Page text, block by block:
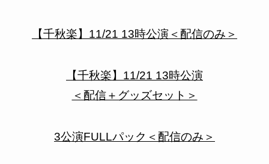
【千秋楽】11/21 13時公演＜配信のみ＞
【千秋楽】11/21 13時公演
＜配信＋グッズセット＞
3公演FULLパック＜配信のみ＞